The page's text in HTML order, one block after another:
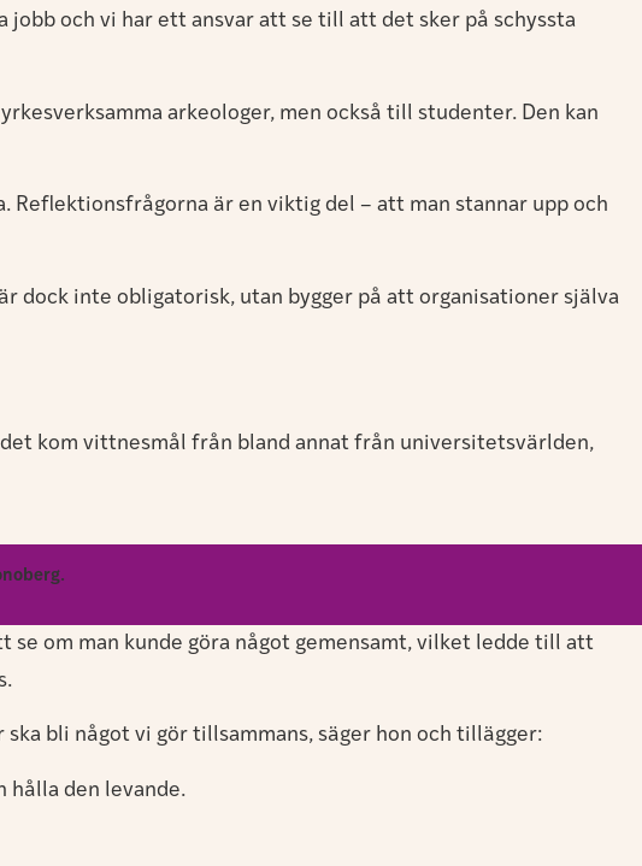
jobb och vi har ett ansvar att se till att det sker på schyssta
arkeologer, men också till studenter. Den kan
är en viktig del – att man stannar upp och
dock inte obligatorisk, utan bygger på att organisationer själva
kom vittnesmål från bland annat från universitetsvärlden,
om man kunde göra något gemensamt, vilket ledde till att
bli något vi gör tillsammans, säger hon och tillägger:
hålla den levande.